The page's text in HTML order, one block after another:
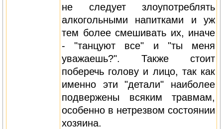
не следует злоупотреблять
алкогольными напитками и уж
тем более смешивать их, иначе
- "танцуют все" и "ты меня
уважаешь?". Также стоит
поберечь голову и лицо, так как
именно эти "детали" наиболее
подвержены всяким травмам,
особенно в нетрезвом состоянии
хозяина.